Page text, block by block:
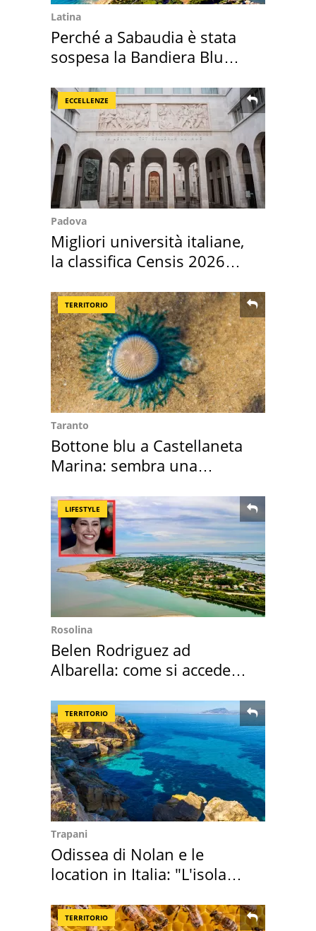
Latina
Perché a Sabaudia è stata
sospesa la Bandiera Blu
ECCELLENZE
Padova
Migliori università italiane,
la classifica Censis 2026
TERRITORIO
Taranto
Bottone blu a Castellaneta
Marina: sembra una
LIFESTYLE
Rosolina
Belen Rodriguez ad
Albarella: come si accede
TERRITORIO
Trapani
Odissea di Nolan e le
location in Italia: "L'isola
TERRITORIO